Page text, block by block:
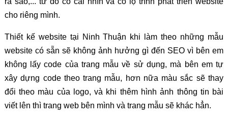
cho riêng mình.
Thiết kế website tại Ninh Thuận khi làm theo những mẫu
website có sẵn sẽ không ảnh hưởng gì đến SEO vì bên em
không lấy code của trang mẫu về sử dụng, mà bên em tự
xây dựng code theo trang mẫu, hơn nữa màu sắc sẽ thay
đổi theo màu của logo, và khi thêm hình ảnh thông tin bài
viết lên thì trang web bên mình và trang mẫu sẽ khác hẳn.